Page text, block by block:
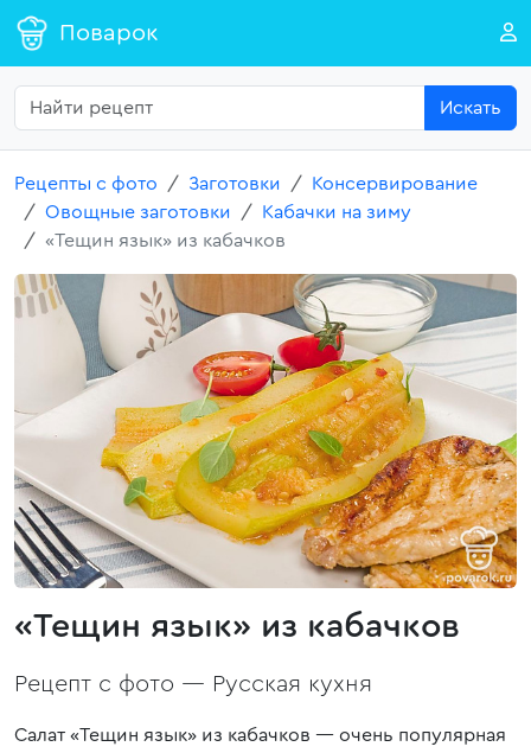
Поварок
Искать
Рецепты с фото Заготовки
Консервирование
Овощные заготовки
Кабачки на зиму
«Тещин язык» из кабачков
«Тещин язык» из кабачков
Рецепт с фото — Русская кухня
Салат «Тещин язык» из кабачков — очень популярная